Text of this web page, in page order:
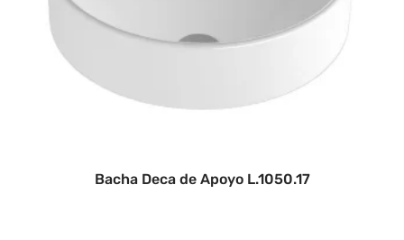
Bacha Deca de Apoyo L.1050.17